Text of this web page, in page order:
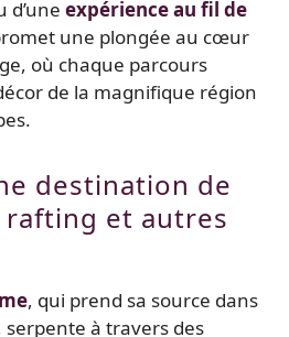
d’une expérience au fil de
une plongée au cœur
où chaque parcours
de la magnifique région
destination de
et autres
, qui prend sa source dans
serpente à travers des